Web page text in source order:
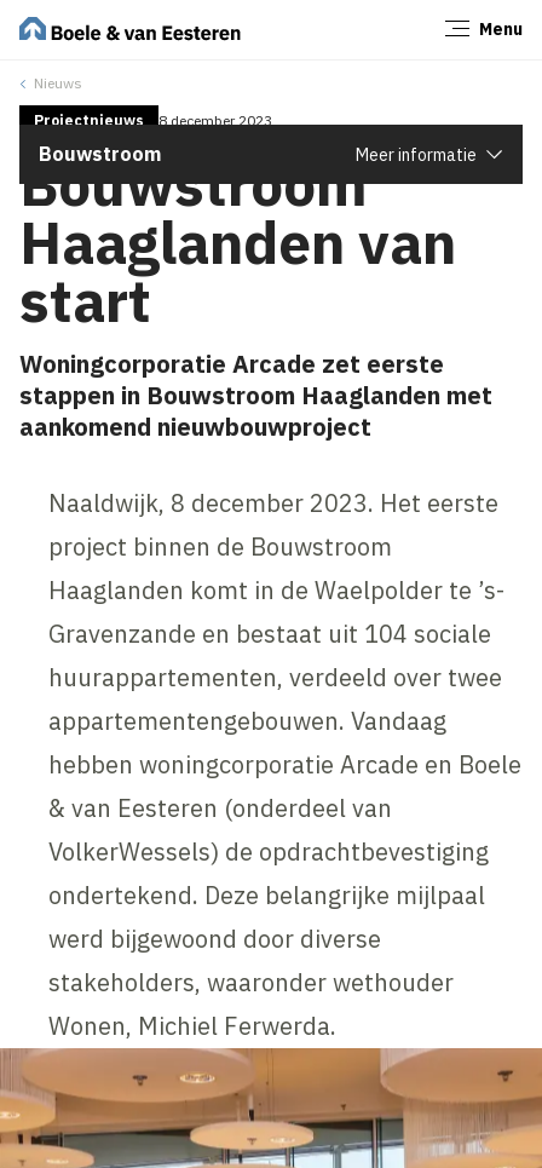
Menu
Nieuws
Bouwstroom Meer informatie
Projectnieuws 8 december 2023
Bouwstroom
Haaglanden van
start
Woningcorporatie Arcade zet eerste
stappen in Bouwstroom Haaglanden met
aankomend nieuwbouwproject
Naaldwijk, 8 december 2023. Het eerste
project binnen de Bouwstroom
Haaglanden komt in de Waelpolder te ’s-
Gravenzande en bestaat uit 104 sociale
huurappartementen, verdeeld over twee
appartementengebouwen. Vandaag
hebben woningcorporatie Arcade en Boele
& van Eesteren (onderdeel van
VolkerWessels) de opdrachtbevestiging
ondertekend. Deze belangrijke mijlpaal
werd bijgewoond door diverse
stakeholders, waaronder wethouder
Wonen, Michiel Ferwerda.
Sluiten